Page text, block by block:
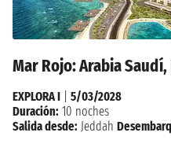
Mar Rojo: Arabia
EXPLORA I
5/03/2028
Duración: 10 noches
Salida desde: Jeddah